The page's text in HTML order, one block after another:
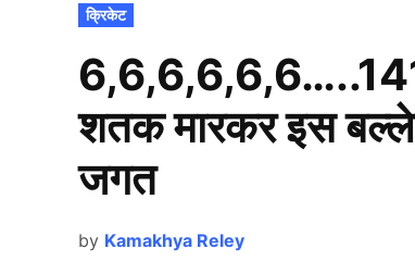
POSTED
IN
क्रिकेट
6,6,6,6,6,6…..141
शतक मारकर इस
जगत
by Kamakhya Reley